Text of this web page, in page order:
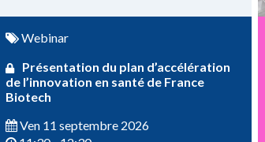
Webinar
Présentation du plan d’accélération
de l’innovation en santé de France
Biotech
Ven 11 septembre 2026